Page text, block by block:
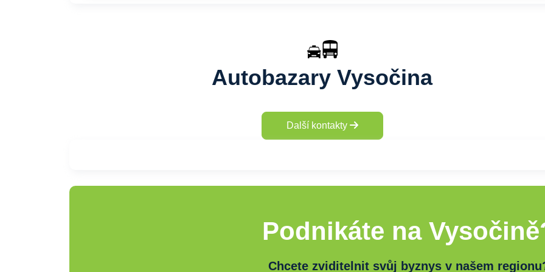
Autobazary Vysočina
Další kontakty
Podnikáte na
Chcete zviditelnit svůj byznys v našem